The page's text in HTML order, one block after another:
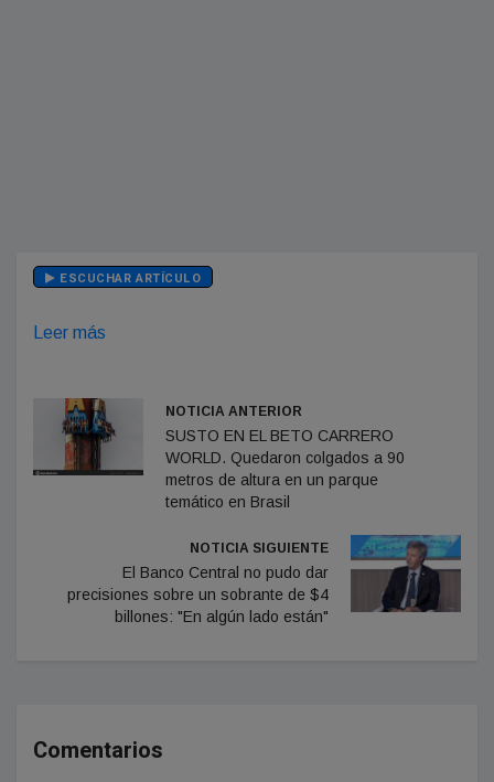
ESCUCHAR ARTÍCULO
Leer más
NOTICIA ANTERIOR
SUSTO EN EL BETO CARRERO
WORLD. Quedaron colgados a 90
metros de altura en un parque
temático en Brasil
NOTICIA SIGUIENTE
El Banco Central no pudo dar
precisiones sobre un sobrante de $4
billones: "En algún lado están"
Comentarios